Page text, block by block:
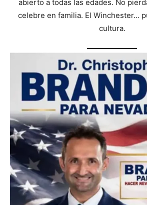
abierto a todas las edades. No
celebre en familia. El Winchester…
cultura.